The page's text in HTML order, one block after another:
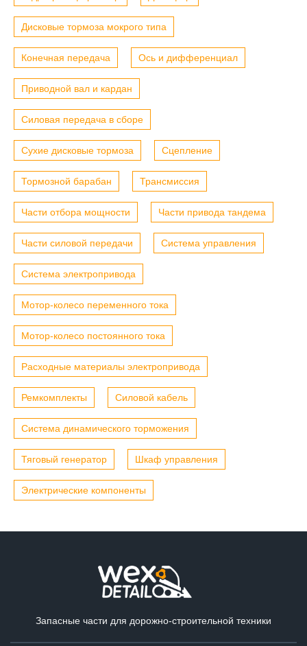
Дисковые тормоза мокрого типа
Конечная передача Ось и дифференциал
Приводной вал и кардан
Силовая передача в сборе
Сухие дисковые тормоза Сцепление
Тормозной барабан Трансмиссия
Части отбора мощности Части привода тандема
Части силовой передачи Система управления
Система электропривода
Мотор-колесо переменного тока
Мотор-колесо постоянного тока
Расходные материалы электропривода
Ремкомплекты Силовой кабель
Система динамического торможения
Тяговый генератор Шкаф управления
Электрические компоненты
Запасные части для дорожно-строительной техники